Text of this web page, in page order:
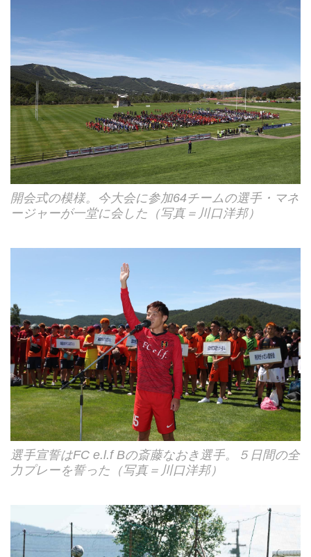
開会式の模様。今大会に参加64チームの選手・マネ
ージャーが一堂に会した（写真＝川口洋邦）
選手宣誓はFC e.l.f Bの斎藤なおき選手。５日間の全
力プレーを誓った（写真＝川口洋邦）